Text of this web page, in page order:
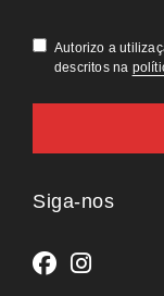
(Obrigatório)
Autorizo a
descritos na
Siga-nos